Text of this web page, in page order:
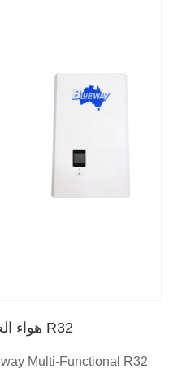
R32 هواء العاكس لمضخة الحرارة المائية